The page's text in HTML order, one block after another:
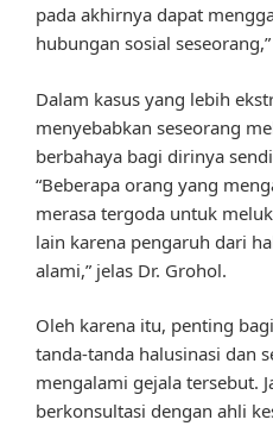
pada akhirnya dapat
hubungan sosial
Dalam kasus yang lebih
menyebabkan seseorang
berbahaya bagi dirinya
“Beberapa orang yang
merasa tergoda untuk
lain karena pengaruh dari
alami,” jelas Dr. Grohol.
Oleh karena itu, penting
tanda-tanda halusinasi dan
mengalami gejala tersebut.
berkonsultasi dengan ahli